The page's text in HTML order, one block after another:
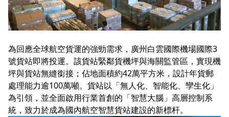
為回應全球航空貨運的強勁需求，廣州白雲國際機場國際3
號貨站即將投運。該貨站緊鄰貨機坪與海關監管區，實現機
坪與貨站無縫銜接；佔地面積約42萬平方米，設計年貨郵
處理能力逾100萬噸。貨站以「無人化、智能化、孿生化」
為引領，並全面啟用行業首創的「智慧大腦」高層控制系
統，致力於成為國內航空智慧貨站建設的新標杆。